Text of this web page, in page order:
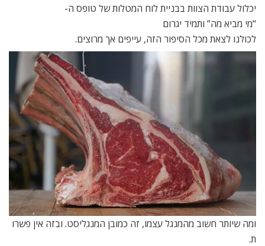
יכלול עבודת הצוות בבניית לוח המטלות של טופס ה-
“מי מביא מה” ותמיד יגרום
לכולנו לצאת מכל הסיפור הזה, עייפים אך מרוצים.
ומה שיותר חשוב מהמנגל עצמו, זה כמובן המנגליסט. ובזה אין פשרו
ת.